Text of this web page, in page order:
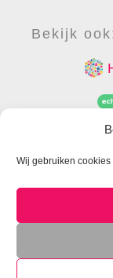
Wij gebruiken
Bekijk